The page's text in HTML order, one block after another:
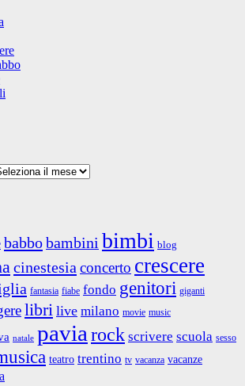
babbobambini bimbi blog
cinestesia concerto crescere
fantasia fiabe fondo genitori giganti
libri live milano movie music
natale pavia rock scrivere scuola sesso
teatro trentino tv vacanza vacanze